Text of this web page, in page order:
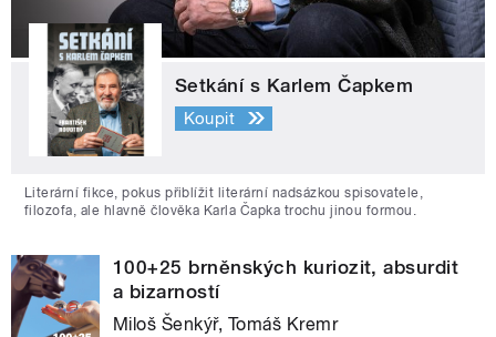
Setkání s Karlem Čapkem
Koupit
Literární fikce, pokus přiblížit literární nadsázkou spisovatele,
filozofa, ale hlavně člověka Karla Čapka trochu jinou formou.
100+25 brněnských kuriozit, absurdit
a bizarností
Miloš Šenkýř, Tomáš Kremr